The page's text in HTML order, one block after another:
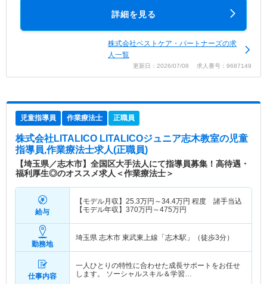
詳細を見る
株式会社ベストケア・パートナーズの求
人一覧
更新日：2026/07/08 求人番号：9687149
児童指導員 作業療法士 正職員
株式会社LITALICO LITALICOジュニア志木教室の児童
指導員,作業療法士求人(正職員)
【埼玉県／志木市】全国区大手法人にて指導員募集！高待遇・
福利厚生◎のオススメ求人＜作業療法士＞
給与
【モデル月収】 25.3万円～34.4万円 程度 諸手当込
【モデル年収】 370万円～475万円
勤務地
埼玉県 志木市 東武東上線「志木駅」（徒歩3分）
仕事内容
一人ひとりの特性に合わせた成長サポートをお任せ
します。 ソーシャルスキル＆学習…